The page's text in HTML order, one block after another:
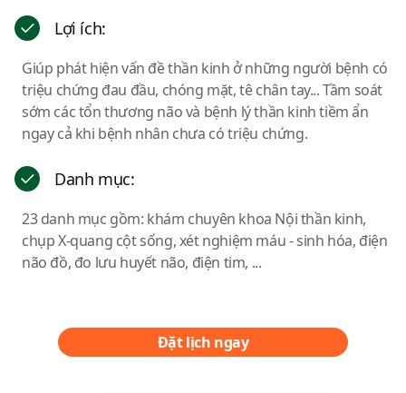
Lợi ích:
Giúp phát hiện vấn đề thần kinh ở những người bệnh có
triệu chứng đau đầu, chóng mặt, tê chân tay... Tầm soát
sớm các tổn thương não và bệnh lý thần kinh tiềm ẩn
ngay cả khi bệnh nhân chưa có triệu chứng.
Danh mục:
23 danh mục gồm: khám chuyên khoa Nội thần kinh,
chụp X-quang cột sống, xét nghiệm máu - sinh hóa, điện
não đồ, đo lưu huyết não, điện tim, ...
Đặt lịch ngay